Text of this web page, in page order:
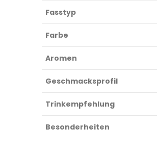
Fasstyp
Farbe
Aromen
Geschmacksprofil
Trinkempfehlung
Besonderheiten